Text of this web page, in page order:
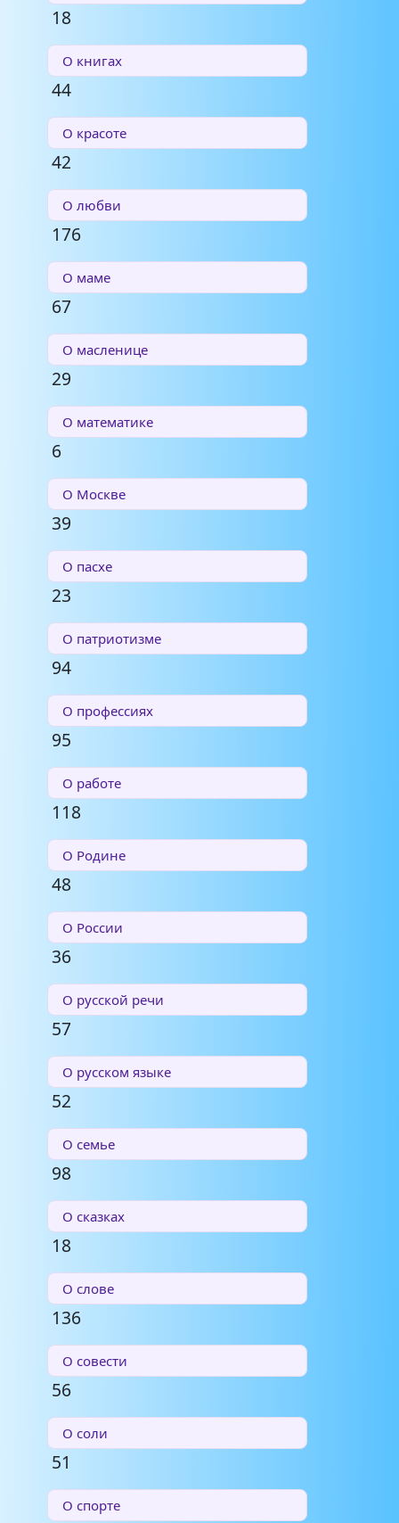
18
О книгах
44
О красоте
42
О любви
176
О маме
67
О масленице
29
О математике
6
О Москве
39
О пасхе
23
О патриотизме
94
О профессиях
95
О работе
118
О Родине
48
О России
36
О русской речи
57
О русском языке
52
О семье
98
О сказках
18
О слове
136
О совести
56
О соли
51
О спорте